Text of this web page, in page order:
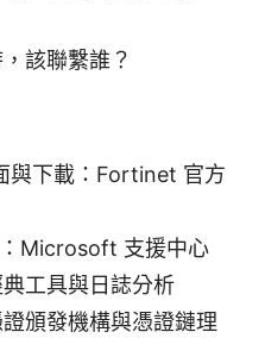
該聯繫誰？
與下載：Fortinet 官方
Microsoft 支援中心
工具與日誌分析
頒發機構與憑證鏈理